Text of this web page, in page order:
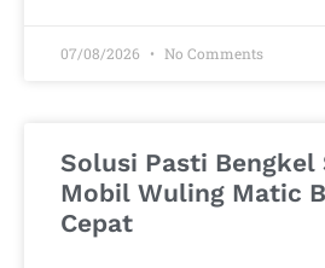
07/08/2026 No Comments
Solusi Pasti Bengkel
Mobil Wuling Matic
Cepat